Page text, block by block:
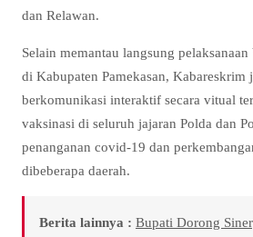
dan Relawan.
Selain memantau langsung
di Kabupaten Pamekasan, Kabareskrim
berkomunikasi interaktif secara vitual
vaksinasi di seluruh jajaran Polda dan
penanganan covid-19 dan
dibeberapa daerah.
Berita lainnya : Bupati Dorong